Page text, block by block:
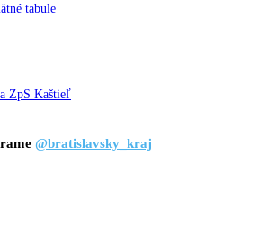
tabule
ZpS Kaštieľ
@bratislavsky_kraj